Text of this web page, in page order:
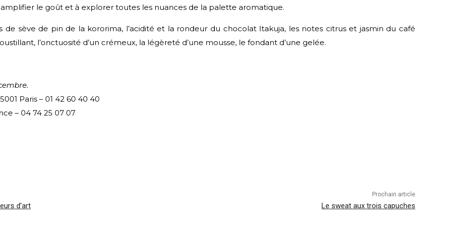
le goût et à explorer toutes les nuances de la palette aromatique.
de sève de pin de la kororima, l’acidité et la rondeur du chocolat Itakuja, les notes citrus et jasmin du café
l’onctuosité d’un crémeux, la légèreté d’une mousse, le fondant d’une gelée.
Paris – 01 42 60 40 40
– 04 74 25 07 07
d’art
Prochain article
Le sweat aux trois capuches